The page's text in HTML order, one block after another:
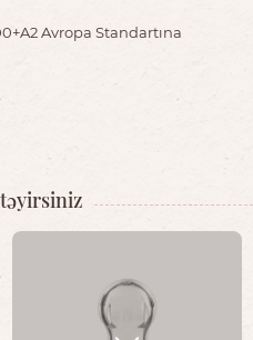
Avropa Standartına